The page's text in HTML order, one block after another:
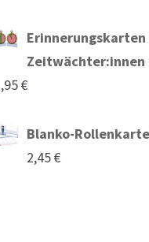
Zeitwächter:innen
€
Blanko-
2,45€